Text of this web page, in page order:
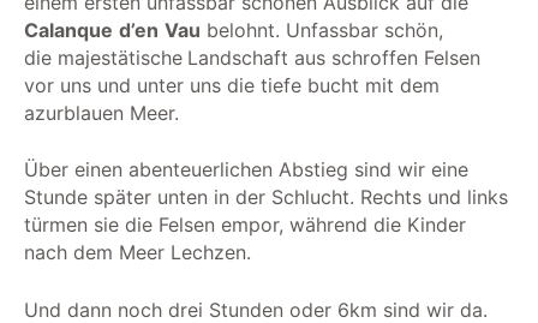
Calanque d’en Vau belohnt. Unfassbar schön,
die majestätische Landschaft aus schroffen Felsen
vor uns und unter uns die tiefe bucht mit dem
azurblauen Meer.
Über einen abenteuerlichen Abstieg sind wir eine
Stunde später unten in der Schlucht. Rechts und links
türmen sie die Felsen empor, während die Kinder
nach dem Meer Lechzen.
Und dann noch drei Stunden oder 6km sind wir da.